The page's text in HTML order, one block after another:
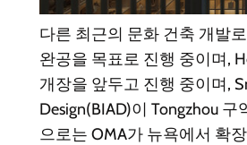
다른 최근의 문화 건축 개발
완공을 목표로 진행 중이며,
개장을 앞두고 진행 중이며,
Design(BIAD)이 Tongzhou
으로는 OMA가 뉴욕에서 확